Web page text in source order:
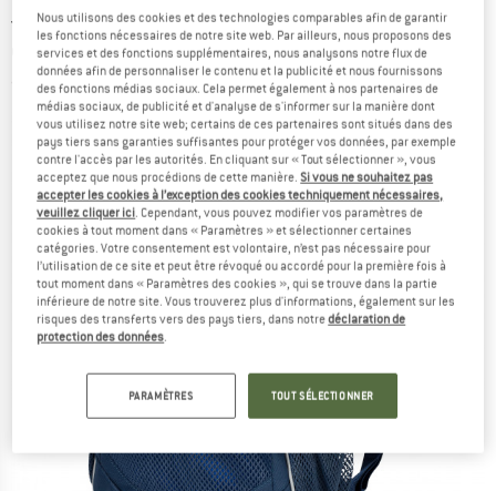
JACK WOLFSKIN -Kid's Track Jack 10 - Sac à
dos enfant
(0)
Nous utilisons des cookies et des technologies comparables afin de garantir
les fonctions nécessaires de notre site web. Par ailleurs, nous proposons des
services et des fonctions supplémentaires, nous analysons notre flux de
données afin de personnaliser le contenu et la publicité et nous fournissons
des fonctions médias sociaux. Cela permet également à nos partenaires de
médias sociaux, de publicité et d'analyse de s'informer sur la manière dont
vous utilisez notre site web; certains de ces partenaires sont situés dans des
pays tiers sans garanties suffisantes pour protéger vos données, par exemple
contre l'accès par les autorités. En cliquant sur « Tout sélectionner », vous
acceptez que nous procédions de cette manière.Si vous ne souhaitez pas
accepter les cookies à l’exception des cookies techniquement nécessaires,
veuillez cliquer ici. Cependant, vous pouvez modifier vos paramètres de
cookies à tout moment dans « Paramètres » et sélectionner certaines
catégories. Votre consentement est volontaire, n’est pas nécessaire pour
l’utilisation de ce site et peut être révoqué ou accordé pour la première fois à
tout moment dans « Paramètres des cookies », qui se trouve dans la partie
inférieure de notre site. Vous trouverez plus d'informations, également sur les
risques des transferts vers des pays tiers, dans notredéclaration de
protection des données.
PARAMÈTRES TOUT SÉLECTIONNER